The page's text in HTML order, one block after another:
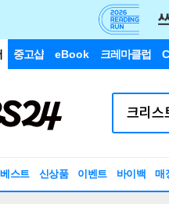
중고샵 eBook 크레마클럽
베스트 신상품 이벤트 바이백 매